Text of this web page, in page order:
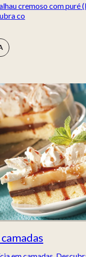
cremoso com puré
co